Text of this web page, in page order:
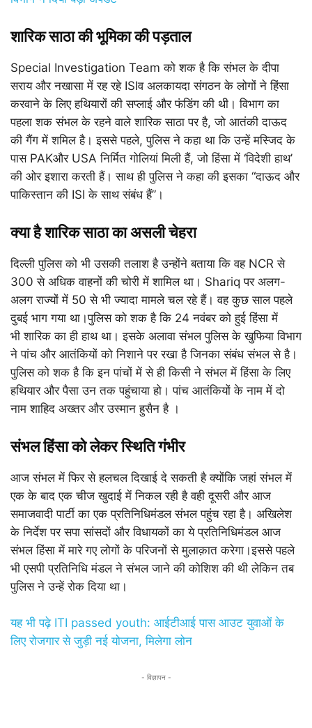
शारिक साठा की भूमिका की पड़ताल
Special Investigation Team को शक है कि संभल के दीपा
सराय और नखासा में रह रहे ISIव अलकायदा संगठन के लोगों ने हिंसा
करवाने के लिए हथियारों की सप्लाई और फंडिंग की थी। विभाग का
पहला शक संभल के रहने वाले शारिक साठा पर है, जो आतंकी दाऊद
की गैंग में शमिल है। इससे पहले, पुलिस ने कहा था कि उन्हें मस्जिद के
पास PAKऔर USA निर्मित गोलियां मिली हैं, जो हिंसा में ‘विदेशी हाथ’
की ओर इशारा करती हैं। साथ ही पुलिस ने कहा की इसका “दाऊद और
पाकिस्तान की ISI के साथ संबंध हैं”।
क्या है शारिक साठा का असली चेहरा
दिल्ली पुलिस को भी उसकी तलाश है उन्होंने बताया कि वह NCR से
300 से अधिक वाहनों की चोरी में शामिल था। Shariq पर अलग-
अलग राज्यों में 50 से भी ज्यादा मामले चल रहे हैं। वह कुछ साल पहले
दुबई भाग गया था।पुलिस को शक है कि 24 नवंबर को हुई हिंसा में
भी शारिक का ही हाथ था। इसके अलावा संभल पुलिस के खुफिया विभाग
ने पांच और आतंकियों को निशाने पर रखा है जिनका संबंध संभल से है।
पुलिस को शक है कि इन पांचों में से ही किसी ने संभल में हिंसा के लिए
हथियार और पैसा उन तक पहुंचाया हो। पांच आतंकियों के नाम में दो
नाम शाहिद अख्तर और उस्मान हुसैन है ।
संभल हिंसा को लेकर स्थिति गंभीर
आज संभल में फिर से हलचल दिखाई दे सकती है क्योंकि जहां संभल में
एक के बाद एक चीज खुदाई में निकल रही है वही दूसरी और आज
समाजवादी पार्टी का एक प्रतिनिधिमंडल संभल पहुंच रहा है। अखिलेश
के निर्देश पर सपा सांसदों और विधायकों का ये प्रतिनिधिमंडल आज
संभल हिंसा में मारे गए लोगों के परिजनों से मुलाक़ात करेगा।इससे पहले
भी एसपी प्रतिनिधि मंडल ने संभल जाने की कोशिश की थी लेकिन तब
पुलिस ने उन्हें रोक दिया था।
यह भी पढ़े ITI passed youth: आईटीआई पास आउट युवाओं के
लिए रोजगार से जुड़ी नई योजना, मिलेगा लोन
- विज्ञापन -